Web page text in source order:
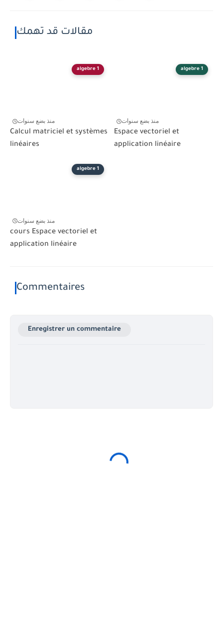
مقالات قد تهمك
algebre 1
منذ بضع سنوات
Calcul matriciel et systèmes
linéaires
algebre 1
منذ بضع سنوات
Espace vectoriel et
application linéaire
algebre 1
منذ بضع سنوات
cours Espace vectoriel et
application linéaire
Commentaires
Enregistrer un commentaire